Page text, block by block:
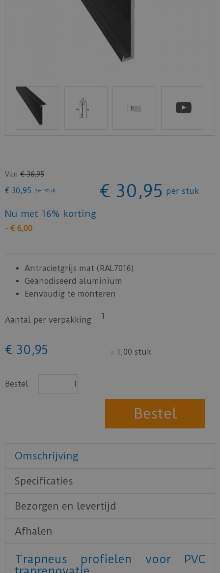
Van € 36,95
€ 30,95 per stuk € 30,95 per stuk
Nu met 16% korting
- € 6,00
Antracietgrijs mat (RAL7016)
Geanodiseerd aluminium
Eenvoudig te monteren
Aantal per verpakking 1
€ 30 ,95 = 1,00 stuk
Bestel
Omschrijving
Specificaties
Bezorgen en levertijd
Afhalen
Trapneus profielen voor PVC